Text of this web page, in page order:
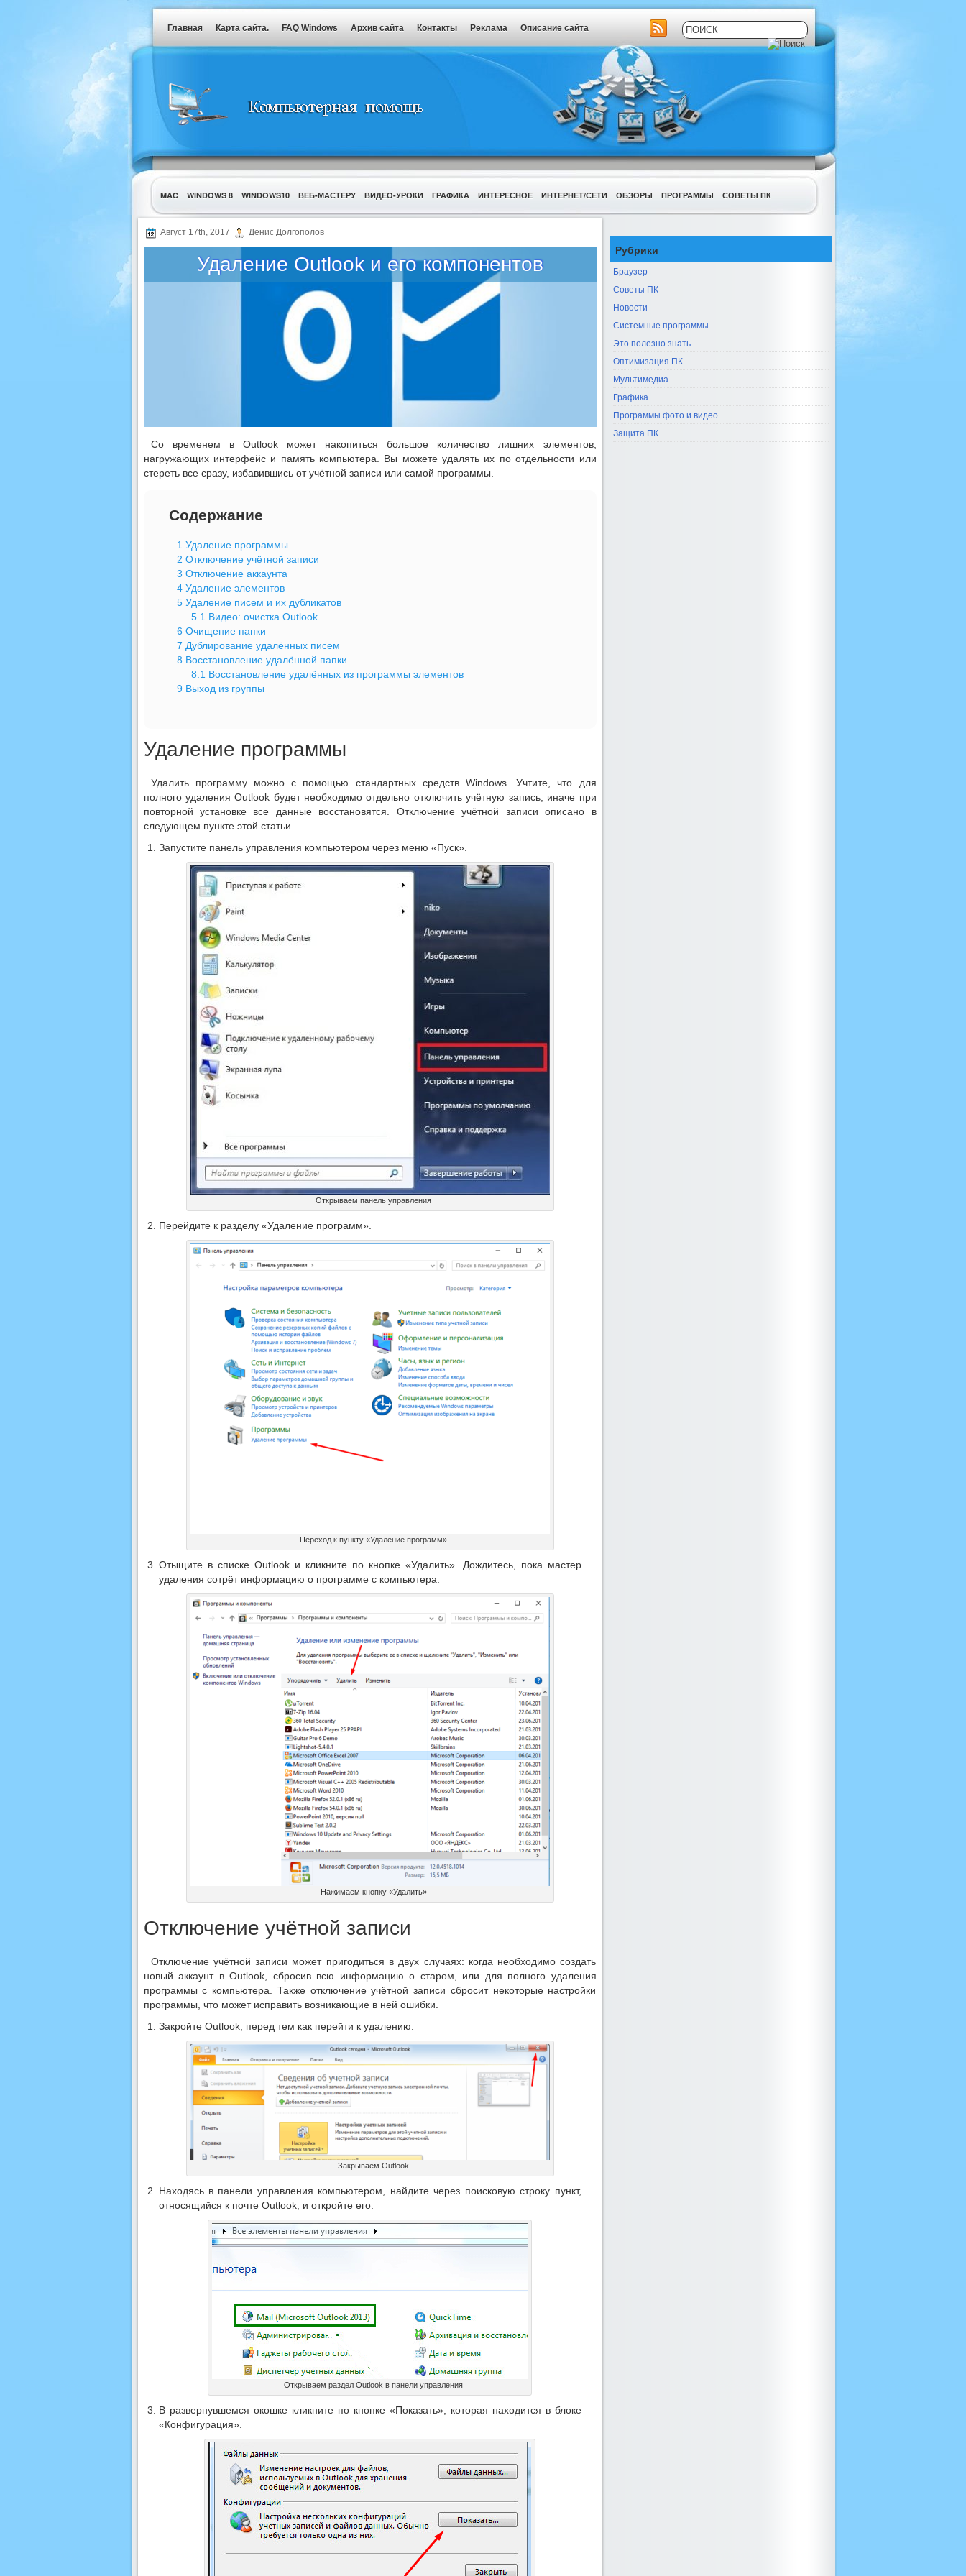
Главная Карта сайта. FAQ Windows Архив сайта Контакты Реклама Описание сайта
MAC WINDOWS 8 WINDOWS10 ВЕБ-МАСТЕРУ ВИДЕО-УРОКИ ГРАФИКА ИНТЕРЕСНОЕ ИНТЕРНЕТ/СЕТИ ОБЗОРЫ ПРОГРАММЫ СОВЕТЫ ПК
УТИЛИТЫ
Август 17th, 2017 Денис Долгополов
Удаление Outlook и его компонентов
Со временем в Outlook может накопиться большое количество лишних элементов,
нагружающих интерфейс и память компьютера. Вы можете удалять их по отдельности или
стереть все сразу, избавившись от учётной записи или самой программы.
Содержание
1 Удаление программы
2 Отключение учётной записи
3 Отключение аккаунта
4Удаление элементов
5Удаление писем и их дубликатов
5.1 Видео: очистка Outlook
6 Очищение папки
7 Дублирование удалённых писем
8 Восстановление удалённой папки
8.1 Восстановление удалённых из программы элементов
9Выход из группы
Удаление программы
Удалить программу можно с помощью стандартных средств Windows. Учтите, что для
полного удаления Outlook будет необходимо отдельно отключить учётную запись, иначе при
повторной установке все данные восстановятся. Отключение учётной записи описано в
следующем пункте этой статьи.
Запустите панель управления компьютером через меню «Пуск».
Открываем панель управления
Перейдите к разделу «Удаление программ».
Переход к пункту «Удаление программ»
Отыщите в списке Outlook и кликните по кнопке «Удалить». Дождитесь, пока мастер
удаления сотрёт информацию о программе с компьютера.
Нажимаем кнопку «Удалить»
Отключение учётной записи
Отключение учётной записи может пригодиться в двух случаях: когда необходимо создать
новый аккаунт в Outlook, сбросив всю информацию о старом, или для полного удаления
программы с компьютера. Также отключение учётной записи сбросит некоторые настройки
программы, что может исправить возникающие в ней ошибки.
Закройте Outlook, перед тем как перейти к удалению.
Закрываем Outlook
Находясь в панели управления компьютером, найдите через поисковую строку пункт,
относящийся к почте Outlook, и откройте его.
Открываем раздел Outlook в панели управления
В развернувшемся окошке кликните по кнопке «Показать», которая находится в блоке
«Конфигурация».
Рубрики
Браузер
Советы ПК
Новости
Системные программы
Это полезно знать
Оптимизация ПК
Мультимедиа
Графика
Программы фото и видео
Защита ПК